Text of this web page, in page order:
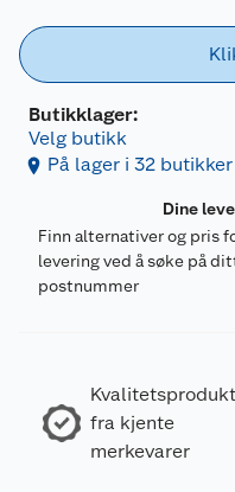
Butikklager:
Velg butikk
På lager i 32 butikker
Dine
Finn alternativer og pris
levering ved å søke på
postnummer
fra kjente
merkevarer